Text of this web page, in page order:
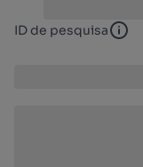
ID de pesquisa ID